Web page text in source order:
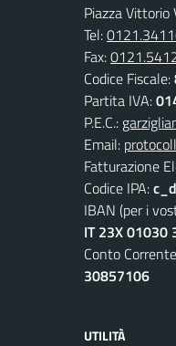
Piazza
Tel:
Fax:
Codice Fiscale:
Partita IVA:
P.E.C.:
Email:
Fatturazione
Codice IPA:
IBAN (per i
IT 23X
Conto
30857106
UTILITÀ